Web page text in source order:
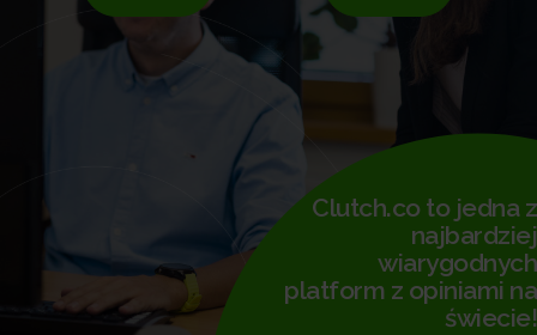
Clutch.co to jedna z
najbardziej
wiarygodnych
platform z opiniami na
świecie!